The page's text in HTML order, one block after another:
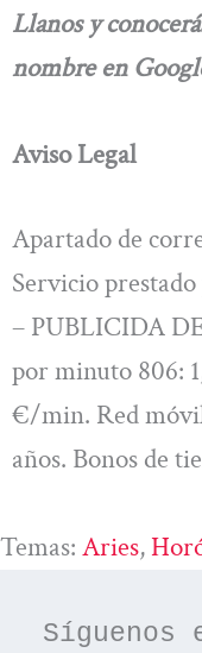
Llanos y
nombre en
Aviso Legal
Apartado de
Servicio
– PUBLICIDA
por minuto 806:
€/min. Red
años. Bonos de
Temas: Aries,
Síguenos